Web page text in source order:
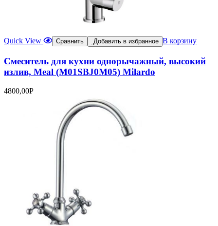
Quick View Сравнить Добавить в избранное В корзину
Смеситель для кухни однорычажный, высокий
излив, Meal (M01SBJ0M05) Milardo
4800,00Р